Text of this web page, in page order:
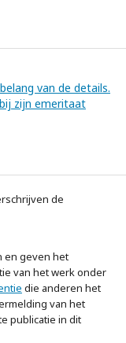
van de details.
zijn emeritaat
de
en geven het
van het werk onder
die anderen het
van het
publicatie in dit